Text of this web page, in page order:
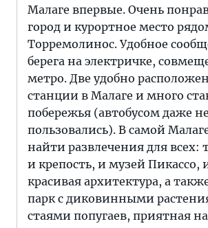
Малаге впервые. Очень
город и курортное место
Торремолинос. Удобное
берега на электричке,
метро. Две удобно
станции в Малаге и много
побережья (автобусом даже не
пользовались). В самой
найти развлечения для всех:
и крепость, и музей Пикассо,
красивая архитектура, а
парк с диковинными
стаями попугаев, приятная